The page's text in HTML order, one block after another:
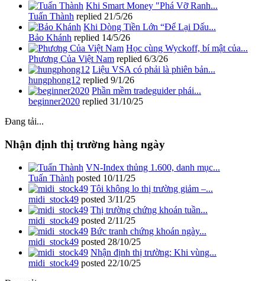
Khi Smart Money "Phá Vỡ Ranh...
Tuấn Thành replied 21/5/26
Khi Dòng Tiền Lớn “Để Lại Dấu...
Bảo Khánh replied 14/5/26
Học cùng Wyckoff, bí mật của...
Phương Của Việt Nam replied 6/3/26
Liệu VSA có phải là phiên bản...
hungphong12 replied 9/1/26
Phần mềm tradeguider phái...
beginner2020 replied 31/10/25
Đang tải...
Nhận định thị trường hàng ngày
VN-Index thủng 1.600, danh mục...
Tuấn Thành posted 10/11/25
Tôi không lo thị trường giảm –...
midi_stock49 posted 3/11/25
Thị trường chứng khoán tuần...
midi_stock49 posted 2/11/25
Bức tranh chứng khoán ngày...
midi_stock49 posted 28/10/25
Nhận định thị trường: Khi vùng...
midi_stock49 posted 22/10/25